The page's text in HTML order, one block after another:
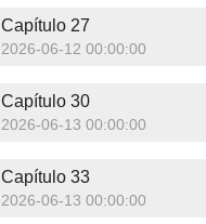
Capítulo 27
2026-06-12 00:00:00
Capítulo 30
2026-06-13 00:00:00
Capítulo 33
2026-06-13 00:00:00